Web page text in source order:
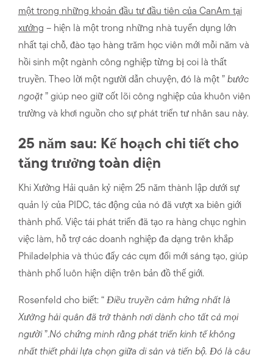
một trong những khoản đầu tư đầu tiên của CanAm tại
xưởng – hiện là một trong những nhà tuyển dụng lớn
nhất tại chỗ, đào tạo hàng trăm học viên mới mỗi năm và
hồi sinh một ngành công nghiệp từng bị coi là thất
truyền. Theo lời một người dẫn chuyện, đó là một ” bước
ngoặt” giúp neo giữ cốt lõi công nghiệp của khuôn viên
trường và khơi nguồn cho sự phát triển tư nhân sau này.
25 năm sau: Kế hoạch chi tiết cho
tăng trưởng toàn diện
Khi Xưởng Hải quân kỷ niệm 25 năm thành lập dưới sự
quản lý của PIDC, tác động của nó đã vượt xa biên giới
thành phố. Việc tái phát triển đã tạo ra hàng chục nghìn
việc làm, hỗ trợ các doanh nghiệp đa dạng trên khắp
Philadelphia và thúc đẩy các cụm đổi mới sáng tạo, giúp
thành phố luôn hiện diện trên bản đồ thế giới.
Rosenfeld cho biết: “ Điều truyền cảm hứng nhất là
Xưởng hải quân đã trở thành nơi dành cho tất cả mọi
người”.Nó chứng minh rằng phát triển kinh tế không
nhất thiết phải lựa chọn giữa di sản và tiến bộ. Đó là câu